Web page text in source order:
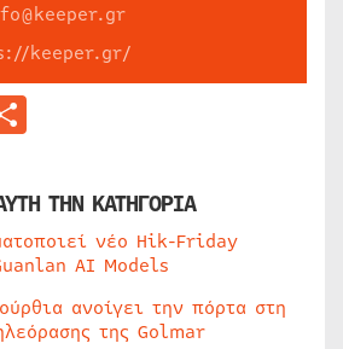
keeper.gr/
ΤΗΝ ΚΑΤΗΓΟΡΙΑ
νέο Hik-Friday
AI Models
ανοίγει την πόρτα στη
της Golmar